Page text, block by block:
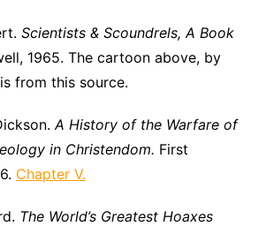
Scientists & Scoundrels, A Book
1965. The cartoon above, by
from this source.
A History of the Warfare of
in Christendom. First
Chapter V.
The World’s Greatest Hoaxes